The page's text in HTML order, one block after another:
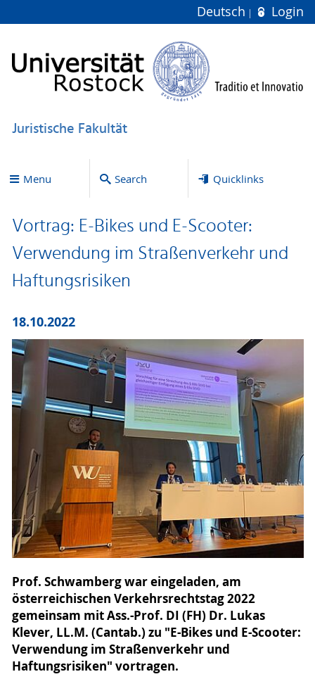
Deutsch Login
Juristische Fakultät
Menu Search Quicklinks
Vortrag: E-Bikes und E-Scooter:
Verwendung im Straßenverkehr und
Haftungsrisiken
18.10.2022
Prof. Schwamberg war eingeladen, am
österreichischen Verkehrsrechtstag 2022
gemeinsam mit Ass.-Prof. DI (FH) Dr. Lukas
Klever, LL.M. (Cantab.) zu "E-Bikes und E-Scooter:
Verwendung im Straßenverkehr und
Haftungsrisiken" vortragen.